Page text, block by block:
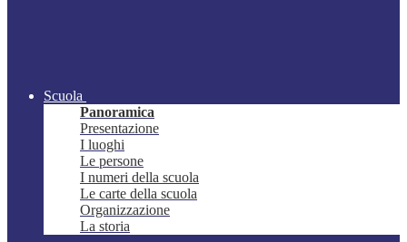
Scuola
Panoramica
Presentazione
I luoghi
Le persone
I numeri della scuola
Le carte della scuola
Organizzazione
La storia